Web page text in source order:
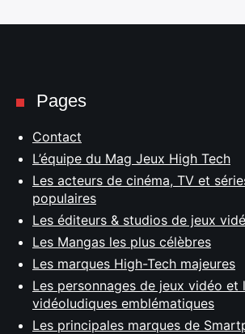
Pages
Contact
L’équipe du Mag Jeux High Tech
Les acteurs de cinéma, TV et
populaires
Les éditeurs & studios de jeux
Les Mangas les plus célèbres
Les marques High-Tech majeures
Les personnages de jeux vidéo et
vidéoludiques emblématiques
Les principales marques de
Rechercher
: